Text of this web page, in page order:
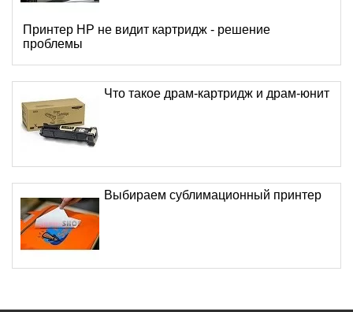
Принтер HP не видит картридж - решение
проблемы
Что такое драм-картридж и драм-юнит
Выбираем сублимационный принтер